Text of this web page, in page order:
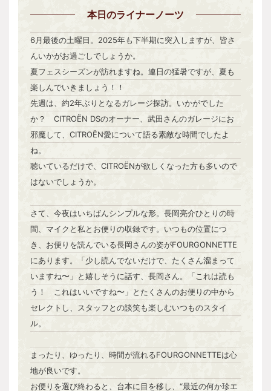
本日のライナーノーツ
6月最後の土曜日。2025年も下半期に突入しますが、皆さ
んいかがお過ごしでしょうか。
夏フェスシーズンが訪れますね。連日の猛暑ですが、夏も
楽しんでいきましょう！！
先週は、約2年ぶりとなるガレージ探訪。いかがでした
か？ CITROËN DSのオーナー、武田さんのガレージにお
邪魔して、CITROËN愛について語る素敵な時間でしたよ
ね。
聴いているだけで、CITROËNが欲しくなった方も多いので
はないでしょうか。
さて、今夜はいちばんシンプルな形。長岡亮介ひとりの時
間、マイクと私とお便りの収録です。いつもの位置につ
き、お便りを読んでいる長岡さんの姿がFOURGONNETTE
にあります。「少し読んでないだけで、たくさん溜まって
いますね〜」と嬉しそうに話す、長岡さん。「これは読も
う！ これはいいですね〜」とたくさんのお便りの中から
セレクトし、スタッフとの談笑も楽しむいつものスタイ
ル。
まったり、ゆったり、時間が流れるFOURGONNETTEは心
地が良いです。
お便りを選び終わると、台本に目を移し、“最近の何か珍エ